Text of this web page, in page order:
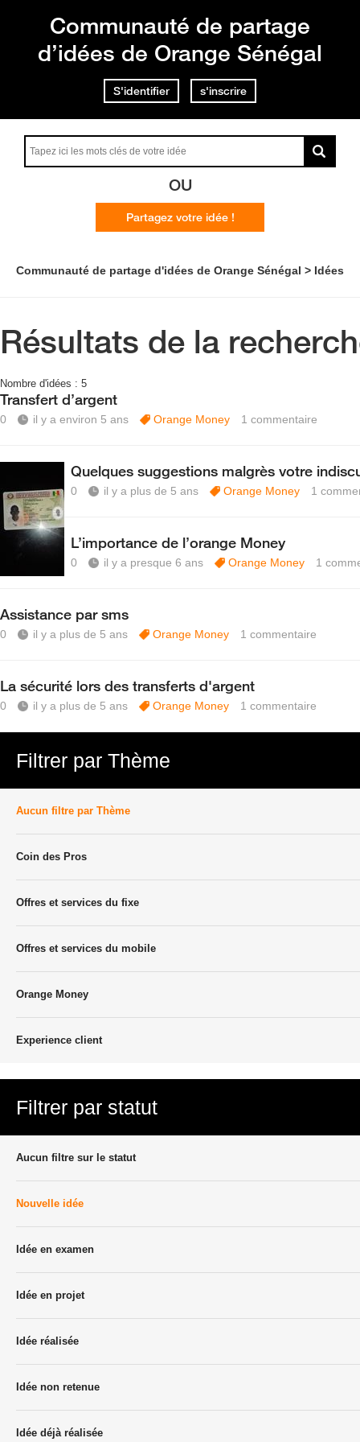
Communauté de partage
d’idées de Orange Sénégal
S'identifier s'inscrire
OU
Partagez votre idée !
Communauté de partage d'idées de Orange Sénégal Idées
Résultats de la
Nombre d'idées : 5
Transfert d’argent
0 il y a environ 5 ans Orange Money 1 commentaire
Quelques suggestions malgrès votre
0 il y a plus de 5 ans Orange Money 1
L’importance de l’orange Money
0 il y a presque 6 ans Orange Money 1
Assistance par sms
0 il y a plus de 5 ans Orange Money 1 commentaire
La sécurité lors des transferts d'argent
0 il y a plus de 5 ans Orange Money 1 commentaire
Filtrer par Thème
Aucun filtre par Thème
Coin des Pros
Offres et services du fixe
Offres et services du mobile
Orange Money
Experience client
Filtrer par statut
Aucun filtre sur le statut
Nouvelle idée
Idée en examen
Idée en projet
Idée réalisée
Idée non retenue
Idée déjà réalisée